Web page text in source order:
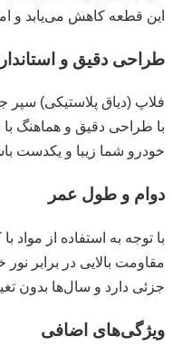
این قطعه کاهش می‌یابد و
طراحی دقیق و
با طراحی دقیق و هماهنگ
خودرو شما زیبا و یکدست
دوام و طول عمر
با توجه به استفاده از مواد
مقاومت بالایی در برابر
جزئی دارد و سال‌ها بدون
ویژگی‌های اضافی